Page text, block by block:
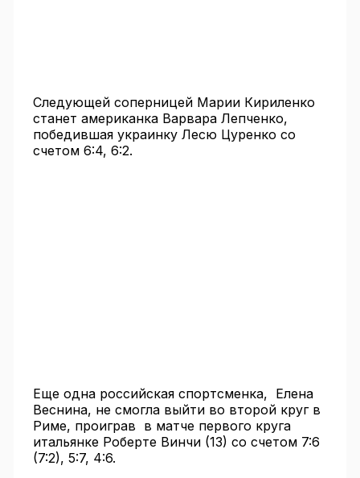
Следующей соперницей Марии Кириленко
станет американка Варвара Лепченко,
победившая украинку Лесю Цуренко со
счетом 6:4, 6:2.
Еще одна российская спортсменка, Елена
Веснина, не смогла выйти во второй круг в
Риме, проиграв в матче первого круга
итальянке Роберте Винчи (13) со счетом 7:6
(7:2), 5:7, 4:6.